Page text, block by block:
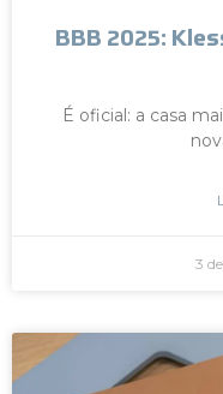
BBB 2025:
É oficial: a casa
3